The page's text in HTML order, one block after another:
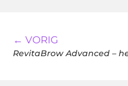
← VORIG
RevitaBrow Advanced –